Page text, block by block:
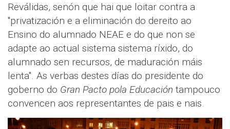
Reválidas, senón que hai que loitar contra a
"privatización e a eliminación do dereito ao
Ensino do alumnado NEAE e do que non se
adapte ao actual sistema sistema ríxido, do
alumnado sen recursos, de maduración máis
lenta". As verbas destes días do presidente do
goberno do Gran Pacto pola Educación tampouco
convencen aos representantes de pais e nais.